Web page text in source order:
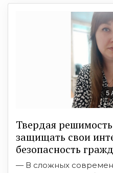
5
Твердая
защищать свои
безопасность
— В сложных